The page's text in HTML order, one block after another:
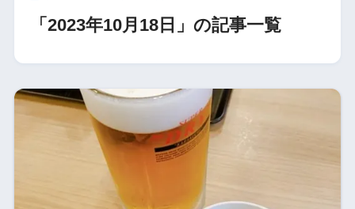
「2023年10月18日」の記事一覧